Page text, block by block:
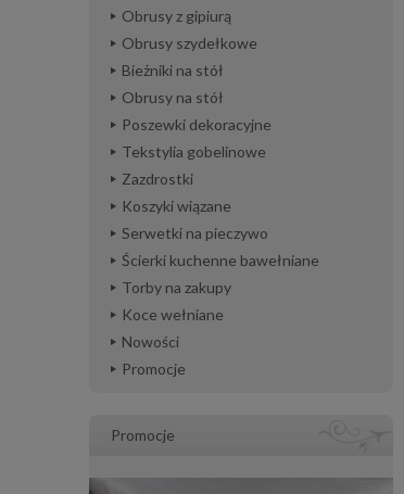
Obrusy z gipiurą
Obrusy szydełkowe
Bieżniki na stół
Obrusy na stół
Poszewki dekoracyjne
Tekstylia gobelinowe
Zazdrostki
Koszyki wiązane
Serwetki na pieczywo
Ścierki kuchenne bawełniane
Torby na zakupy
Koce wełniane
Nowości
Promocje
Promocje